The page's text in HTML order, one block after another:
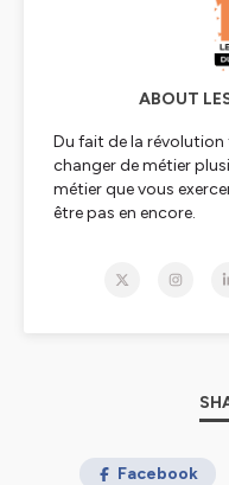
ABOUT
Du fait de la
changer de métier
métier que vous
être pas en encore.
chercheurs, bref des
cabinet de
🎙 Contact :Facebook